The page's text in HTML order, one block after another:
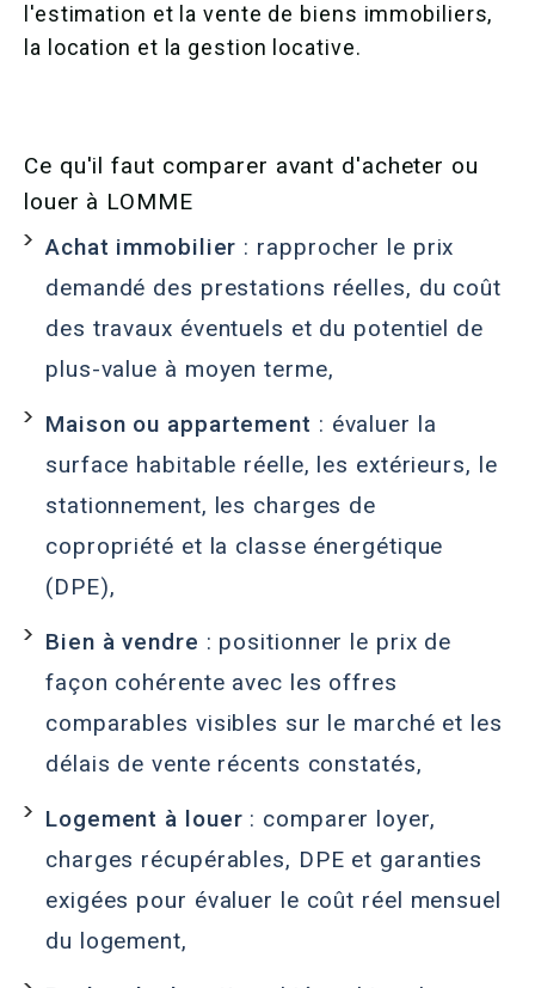
l'estimation et la vente de biens immobiliers,
la location et la gestion locative.
Ce qu'il faut comparer avant d'acheter ou
louer à LOMME
Achat immobilier : rapprocher le prix
demandé des prestations réelles, du coût
des travaux éventuels et du potentiel de
plus-value à moyen terme,
Maison ou appartement : évaluer la
surface habitable réelle, les extérieurs, le
stationnement, les charges de
copropriété et la classe énergétique
(DPE),
Bien à vendre : positionner le prix de
façon cohérente avec les offres
comparables visibles sur le marché et les
délais de vente récents constatés,
Logement à louer : comparer loyer,
charges récupérables, DPE et garanties
exigées pour évaluer le coût réel mensuel
du logement,